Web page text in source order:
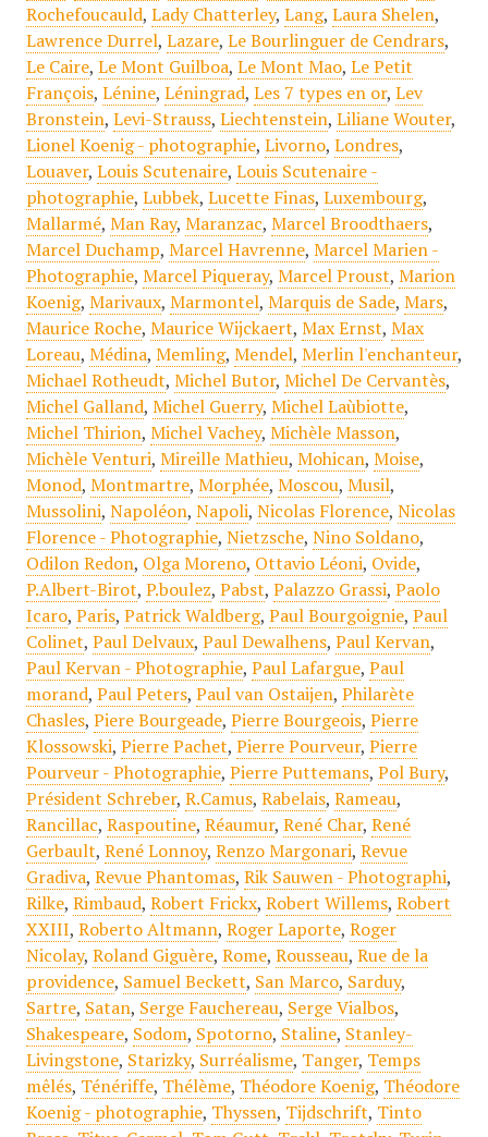
Rochefoucauld, Lady Chatterley, Lang, Laura Shelen,
Lawrence Durrel, Lazare, Le Bourlinguer de Cendrars,
Le Caire, Le Mont Guilboa, Le Mont Mao, Le Petit
François, Lénine, Léningrad, Les 7 types en or, Lev
Bronstein, Levi-Strauss, Liechtenstein, Liliane Wouter,
Lionel Koenig - photographie, Livorno, Londres,
Louaver, Louis Scutenaire, Louis Scutenaire -
photographie, Lubbek, Lucette Finas, Luxembourg,
Mallarmé, Man Ray, Maranzac, Marcel Broodthaers,
Marcel Duchamp, Marcel Havrenne, Marcel Marien -
Photographie, Marcel Piqueray, Marcel Proust, Marion
Koenig, Marivaux, Marmontel, Marquis de Sade, Mars,
Maurice Roche, Maurice Wijckaert, Max Ernst, Max
Loreau, Médina, Memling, Mendel, Merlin l'enchanteur,
Michael Rotheudt, Michel Butor, Michel De Cervantès,
Michel Galland, Michel Guerry, Michel Laùbiotte,
Michel Thirion, Michel Vachey, Michèle Masson,
Michèle Venturi, Mireille Mathieu, Mohican, Moise,
Monod, Montmartre, Morphée, Moscou, Musil,
Mussolini, Napoléon, Napoli, Nicolas Florence, Nicolas
Florence - Photographie, Nietzsche, Nino Soldano,
Odilon Redon, Olga Moreno, Ottavio Léoni, Ovide,
P.Albert-Birot, P.boulez, Pabst, Palazzo Grassi, Paolo
Icaro, Paris, Patrick Waldberg, Paul Bourgoignie, Paul
Colinet, Paul Delvaux, Paul Dewalhens, Paul Kervan,
Paul Kervan - Photographie, Paul Lafargue, Paul
morand, Paul Peters, Paul van Ostaijen, Philarète
Chasles, Piere Bourgeade, Pierre Bourgeois, Pierre
Klossowski, Pierre Pachet, Pierre Pourveur, Pierre
Pourveur - Photographie, Pierre Puttemans, Pol Bury,
Président Schreber, R.Camus, Rabelais, Rameau,
Rancillac, Raspoutine, Réaumur, René Char, René
Gerbault, René Lonnoy, Renzo Margonari, Revue
Gradiva, Revue Phantomas, Rik Sauwen - Photographi,
Rilke, Rimbaud, Robert Frickx, Robert Willems, Robert
XXIII, Roberto Altmann, Roger Laporte, Roger
Nicolay, Roland Giguère, Rome, Rousseau, Rue de la
providence, Samuel Beckett, San Marco, Sarduy,
Sartre, Satan, Serge Fauchereau, Serge Vialbos,
Shakespeare, Sodom, Spotorno, Staline, Stanley-
Livingstone, Starizky, Surréalisme, Tanger, Temps
mêlés, Ténériffe, Thélème, Théodore Koenig, Théodore
Koenig - photographie, Thyssen, Tijdschrift, Tinto